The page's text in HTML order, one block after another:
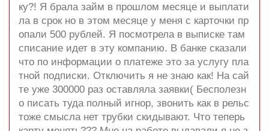
ку?! Я брала займ в прошлом месяце и выплати
ла в срок но в этом месяце у меня с карточки пр
опали 500 рублей. Я посмотрела в выписке там
списание идет в эту компанию. В банке сказали
что по информации о платеже это за услугу пла
тной подписки. Отключить я не знаю как! На сай
те уже 300000 раз оставляла заявки( Бесполезн
о писать туда полный игнор, звонить как в рельс
тоже смысла нет трубки скидывают. Что теперь